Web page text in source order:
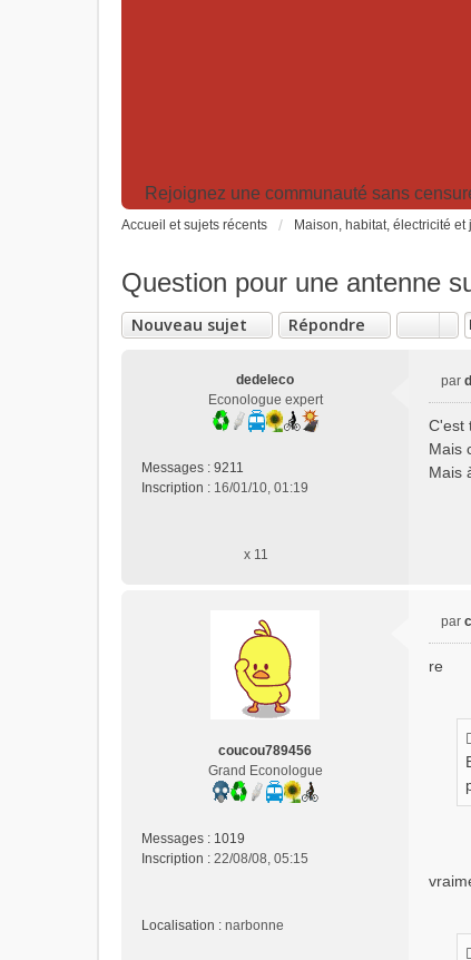
Rejoignez une communauté sans
Accueil et sujets récents Maison, habitat, électricité
Question pour une antenne
Nouveau sujet Répondre
dedeleco
Econologue expert
Messages : 9211
Inscription : 16/01/10, 01:19
x 11
s
s
a
u
par
C'est
Mais
Mais
coucou789456
Grand Econologue
Messages : 1019
Inscription : 22/08/08, 05:15
Localisation : narbonne
s
par
re